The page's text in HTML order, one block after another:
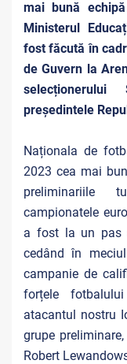
mai bună
Ministerul
fost făcută în
de Guvern la
președintele
Naționala de
2023 cea mai
preliminariile
campionatele
a fost la un pas
cedând în
campanie de
forțele
atacantul nostru
grupe
Robert